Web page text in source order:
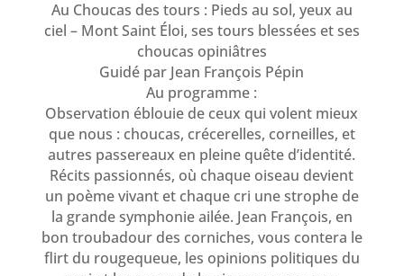
Au Choucas des tours : Pieds au sol, yeux au
ciel – Mont Saint Éloi, ses tours blessées et ses
choucas opiniâtres
Guidé par Jean François Pépin
Au programme :
Observation éblouie de ceux qui volent mieux
que nous : choucas, crécerelles, corneilles, et
autres passereaux en pleine quête d’identité.
Récits passionnés, où chaque oiseau devient
un poème vivant et chaque cri une strophe de
la grande symphonie ailée. Jean François, en
bon troubadour des corniches, vous contera le
flirt du rougequeue, les opinions politiques du